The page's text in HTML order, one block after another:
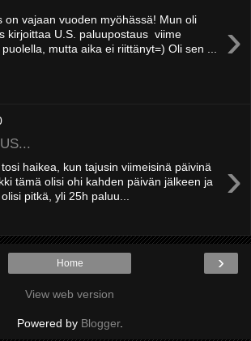
›
on vajaan vuoden myöhässä! Mun oli
kirjoittaa U.S. paluupostaus viime
mutta aika ei riittänyt=) Oli sen ...
›
haikea, kun tajusin viimeisinä päivinä
tämä olisi ohi kahden päivän jälkeen ja
pitkä, yli 25h paluu...
›
Home
View web version
Powered by Blogger.